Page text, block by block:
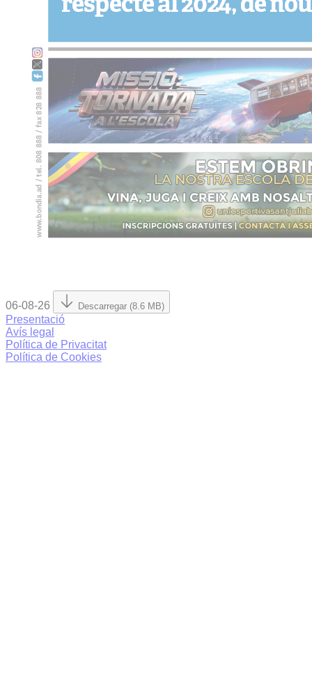
06-08-26 Descarregar (8.6 MB)
Presentació
Avís legal
Política de Privacitat
Política de Cookies